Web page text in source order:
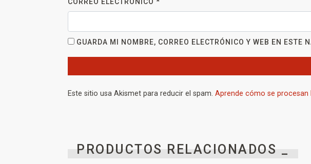
GUARDA MI NOMBRE, CORREO ELECTRÓNICO Y WEB EN ESTE
Este sitio usa Akismet para reducir el spam. Aprende cómo se
PRODUCTOS RELACIONADOS _